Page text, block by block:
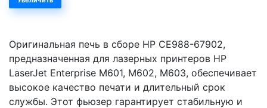
Оригинальная печь в сборе HP CE988-67902,
предназначенная для лазерных принтеров HP
LaserJet Enterprise M601, M602, M603, обеспечивает
высокое качество печати и длительный срок
службы. Этот фьюзер гарантирует стабильную и